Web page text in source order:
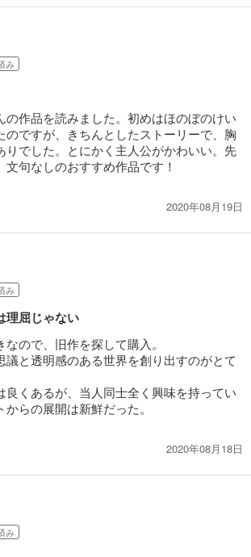
み
の作品を読みました。初めはほのぼのけい
のですが、きちんとしたストーリーで、胸
りでした。とにかく主人公がかわいい。先
句なしのおすすめ作品です！
2020年08月19日
み
理屈じゃない
ので、旧作を探して購入。
議と透明感のある世界を創り出すのがとて
良くあるが、当人同士全く興味を持ってい
らの展開は新鮮だった。
2020年08月18日
み